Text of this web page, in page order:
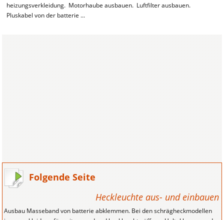
heizungsverkleidung. Motorhaube ausbauen. Luftfilter ausbauen.
Pluskabel von der batterie ...
Folgende Seite
Heckleuchte aus- und einbauen
Ausbau Masseband von batterie abklemmen. Bei den schrägheckmodellen